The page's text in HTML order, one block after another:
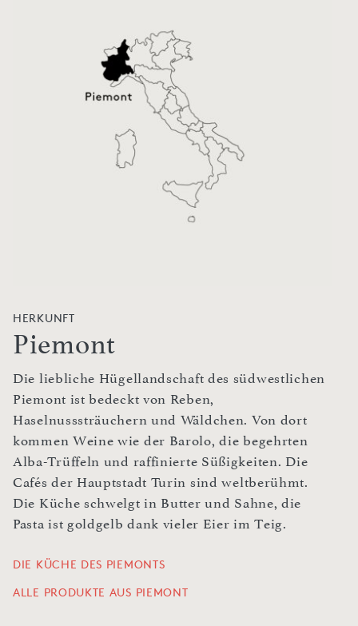
HERKUNFT
Piemont
Die liebliche Hügellandschaft des südwestlichen
Piemont ist bedeckt von Reben,
Haselnusssträuchern und Wäldchen. Von dort
kommen Weine wie der Barolo, die begehrten
Alba-Trüffeln und raffinierte Süßigkeiten. Die
Cafés der Hauptstadt Turin sind weltberühmt.
Die Küche schwelgt in Butter und Sahne, die
Pasta ist goldgelb dank vieler Eier im Teig.
DIE KÜCHE DES PIEMONTS
ALLE PRODUKTE AUS PIEMONT